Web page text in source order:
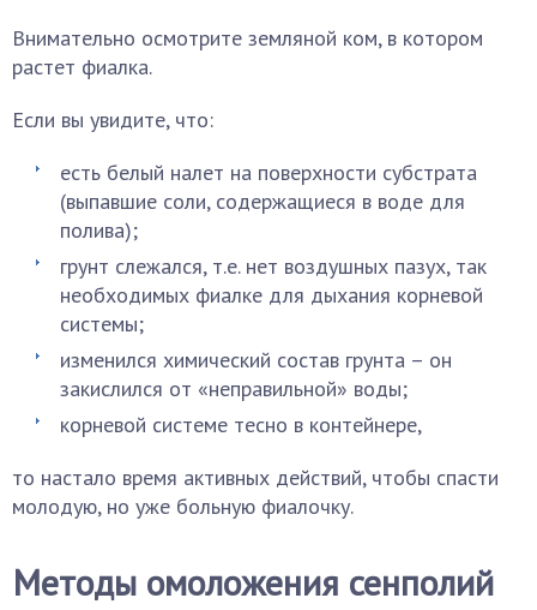
Внимательно осмотрите земляной ком, в котором
растет фиалка.
Если вы увидите, что:
есть белый налет на поверхности субстрата
(выпавшие соли, содержащиеся в воде для
полива);
грунт слежался, т.е. нет воздушных пазух, так
необходимых фиалке для дыхания корневой
системы;
изменился химический состав грунта – он
закислился от «неправильной» воды;
корневой системе тесно в контейнере,
то настало время активных действий, чтобы спасти
молодую, но уже больную фиалочку.
Методы омоложения сенполий